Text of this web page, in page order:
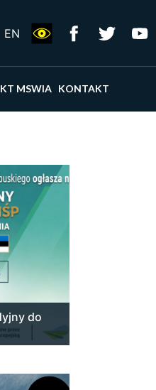
MSWIA KONTAKT
EN
do